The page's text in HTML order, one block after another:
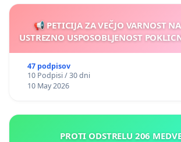
📢 PETICIJA ZA VEČJO VARNOST
USTREZNO USPOSOBLJENOST
47 podpisov
10 Podpisi / 30 dni
10 May 2026
PROTI ODSTRELU 206